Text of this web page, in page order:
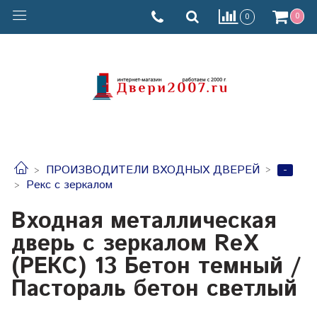
0 0
ПРОИЗВОДИТЕЛИ ВХОДНЫХ ДВЕРЕЙ
-
Рекс с зеркалом
Входная металлическая
дверь с зеркалом RеX
(РЕКС) 13 Бетон темный /
Пастораль бетон светлый